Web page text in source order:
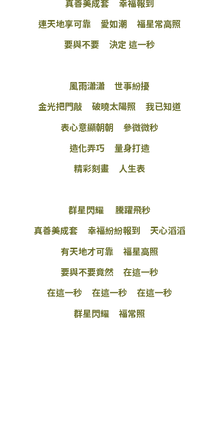
真善美成套 幸福報到
連天地享可靠 愛如潮 福星常高照
要與不要 決定 這一秒
風雨瀟瀟 世事紛擾
金光把門敲 破曉太陽照 我已知道
表心意顯朝朝 參微微秒
造化弄巧 量身打造
精彩刻畫 人生表
群星閃耀 騰躍飛秒
真善美成套 幸福紛紛報到 天心滔滔
有天地才可靠 福星高照
要與不要竟然 在這一秒
在這一秒 在這一秒 在這一秒
群星閃耀 福常照